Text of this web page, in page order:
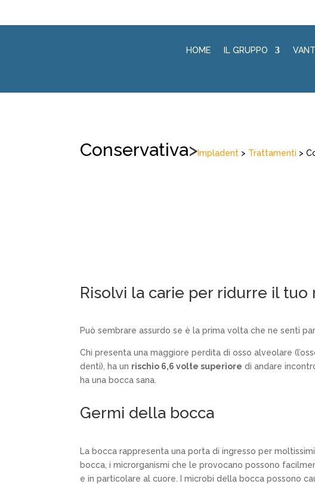
HOME IL GRUPPO
Conservativa>Impladent > Trattamenti >
Risolvi la carie per ridurre il tuo
Può sembrare assurdo se è la prima volta che ne senti
Chi presenta una maggiore perdita di osso alveolare
denti), ha un rischio 6,6 volte superiore di andare
ha una bocca sana.
Germi della bocca
La bocca rappresenta una porta di ingresso per
bocca, i microrganismi che le provocano possono
e in particolare al cuore. I microbi della bocca possono